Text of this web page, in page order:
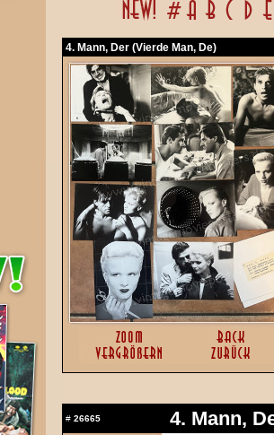
4. Mann, Der (Vierde Man, De)
# 26665
4. Mann,